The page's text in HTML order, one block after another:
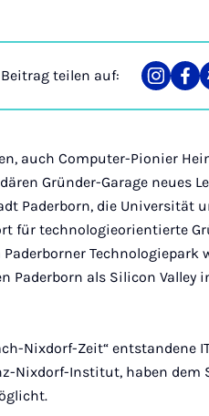
Beitrag teilen auf:
Teilen
auf auf
auch Computer-Pionier
Gründer-Garage neues
Paderborn, die Uni­versität
für technolo­gieorientierte
Technologiepark
Paderborn als Silicon Valley
Nixdorf-Zeit“ entstandene
Nixdorf-Institut, haben dem